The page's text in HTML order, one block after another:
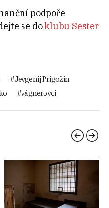
podpoře
se doklubu Sester
Jevgenij Prigožin
vágnerovci